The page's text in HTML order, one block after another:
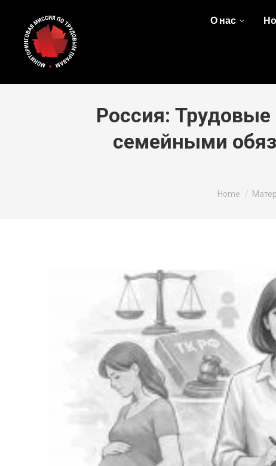
О нас
Россия:
семейными
You are here:
Home